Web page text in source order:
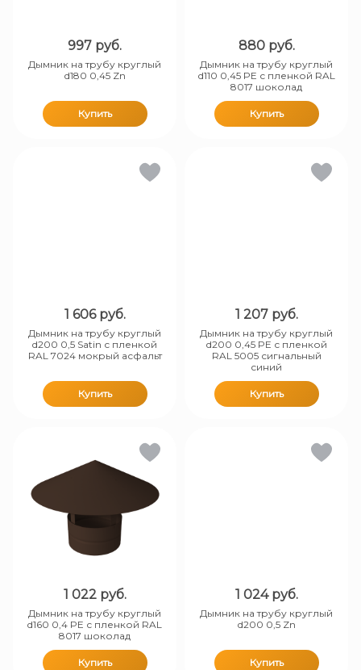
997 руб.
Дымник на трубу круглый
d180 0,45 Zn
Купить
880 руб.
Дымник на трубу круглый
d110 0,45 PE с пленкой RAL
8017 шоколад
Купить
1 606 руб.
Дымник на трубу круглый
d200 0,5 Satin с пленкой
RAL 7024 мокрый асфальт
Купить
1 207 руб.
Дымник на трубу круглый
d200 0,45 PE с пленкой
RAL 5005 сигнальный
синий
Купить
1 022 руб.
Дымник на трубу круглый
d160 0,4 PE с пленкой RAL
8017 шоколад
Купить
1 024 руб.
Дымник на трубу круглый
d200 0,5 Zn
Купить